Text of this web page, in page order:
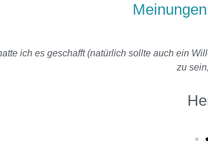
ich es geschafft (natürlich sollte auch ein
zu